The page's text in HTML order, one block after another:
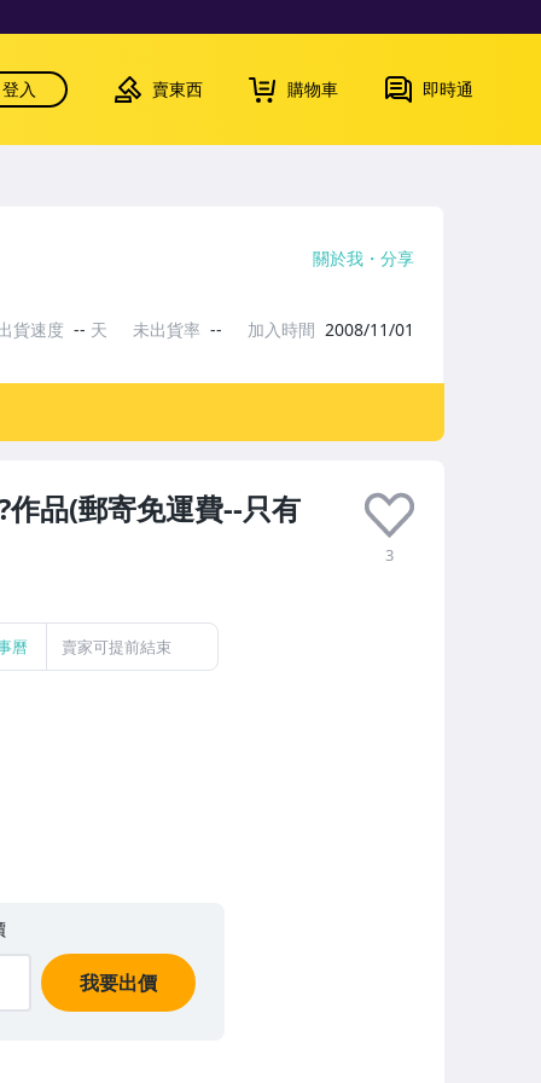
登入 賣東西 購物車 即時通
作品(郵寄免運費--只有
3
曆 賣家可提前結束
我要出價
關於我 分享
貨速度 -- 天 未出貨率 -- 加入時間 2008/11/01